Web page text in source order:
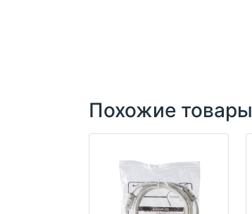
Похожие товары